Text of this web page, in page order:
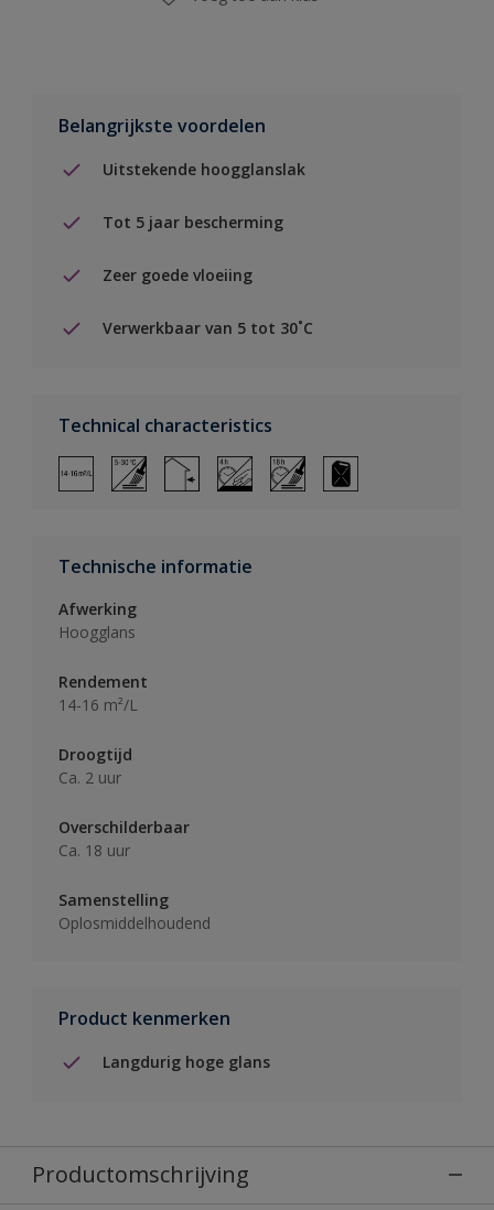
Belangrijkste voordelen
Uitstekende hoogglanslak
Tot 5 jaar bescherming
Zeer goede vloeiing
Verwerkbaar van 5 tot 30˚C
Technical characteristics
Technische informatie
Afwerking
Hoogglans
Rendement
14-16 m²/L
Droogtijd
Ca. 2 uur
Overschilderbaar
Ca. 18 uur
Samenstelling
Oplosmiddelhoudend
Product kenmerken
Langdurig hoge glans
Productomschrijving